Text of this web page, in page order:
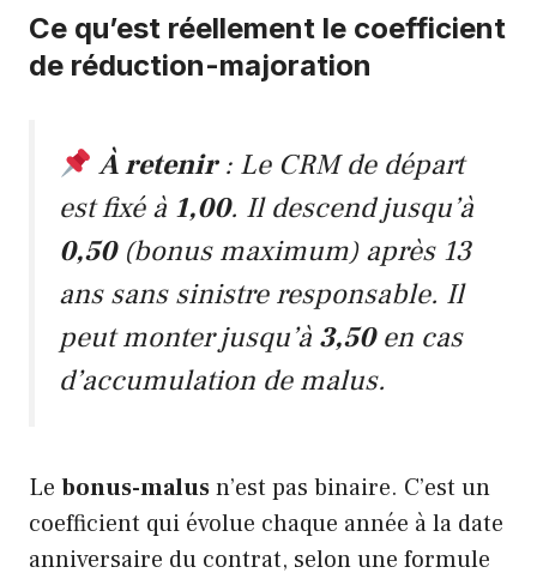
Ce qu’est réellement le coefficient
de réduction-majoration
À retenir: Le CRM de départ
est fixé à 1,00. Il descend jusqu’à
0,50(bonus maximum) après 13
ans sans sinistre responsable. Il
peut monter jusqu’à 3,50en cas
d’accumulation de malus.
Le bonus-malusn’est pas binaire. C’est un
coefficient qui évolue chaque année à la date
anniversaire du contrat, selon une formule